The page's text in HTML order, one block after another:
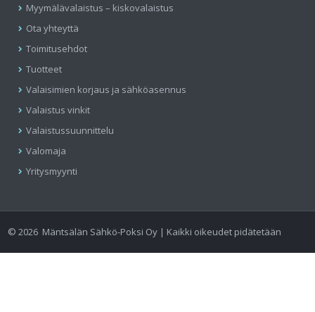
Myymälävalaistus – kiskovalaistus
Ota yhteyttä
Toimitusehdot
Tuotteet
Valaisimien korjaus ja sähköasennus
Valaistus vinkit
Valaistussuunnittelu
Valomaja
Yritysmyynti
©2026 Mäntsälän Sähkö-Poksi Oy | Kaikki oikeudet pidätetään